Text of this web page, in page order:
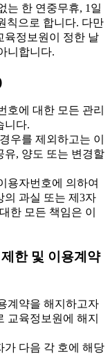
는 한 연중무휴, 1일
칙으로 합니다. 다만
육정보원이 정한 날
니합니다.
에 대한 모든 관리
니다.
우를 제외하고는 이
유, 양도 또는 변경할
용자번호에 의하여
의 과실 또는 제3자
한 모든 책임은 이
한 및 이용계약
계약을 해지하고자
교육정보원에 해지
다음 각 호에 해당